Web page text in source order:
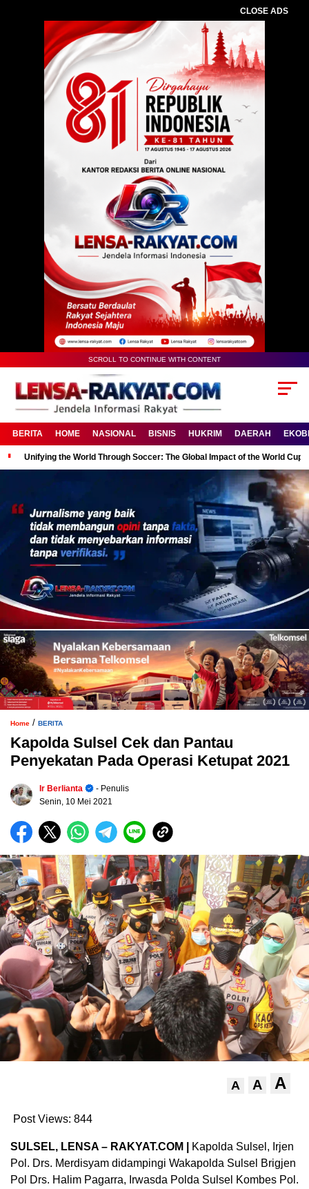
CLOSE ADS
SCROLL TO CONTINUE WITH CONTENT
BERITA HOME NASIONAL BISNIS HUKRIM DAERAH
Unifying the World Through Soccer: The Global Impact of the World Cup
Home / BERITA
Kapolda Sulsel Cek dan Pantau
Penyekatan Pada Operasi Ketupat 2021
Ir Berlianta
- Penulis
Senin, 10 Mei 2021
A A A
Post Views: 844
SULSEL, LENSA – RAKYAT.COM |
Kapolda Sulsel, Irjen
Pol. Drs. Merdisyam didampingi Wakapolda Sulsel Brigjen
Pol Drs. Halim Pagarra, Irwasda Polda Sulsel Kombes Pol.